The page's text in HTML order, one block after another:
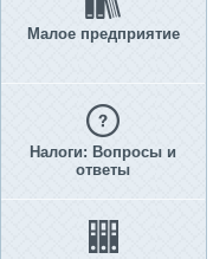
Малое предприятие
Налоги: Вопросы и
ответы